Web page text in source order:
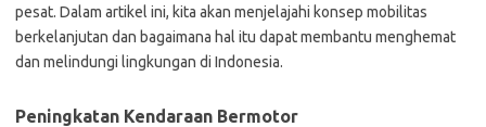
pesat. Dalam artikel ini, kita akan menjelajahi konsep mobilitas
berkelanjutan dan bagaimana hal itu dapat membantu menghemat
dan melindungi lingkungan di Indonesia.
Peningkatan Kendaraan Bermotor